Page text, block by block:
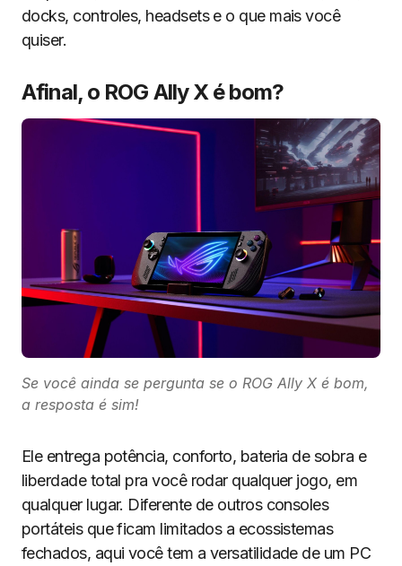
docks, controles, headsets e o que mais você
quiser.
Afinal, o ROG Ally X é bom?
Se você ainda se pergunta se o ROG Ally X é bom,
a resposta é sim!
Ele entrega potência, conforto, bateria de sobra e
liberdade total pra você rodar qualquer jogo, em
qualquer lugar. Diferente de outros consoles
portáteis que ficam limitados a ecossistemas
fechados, aqui você tem a versatilidade de um PC